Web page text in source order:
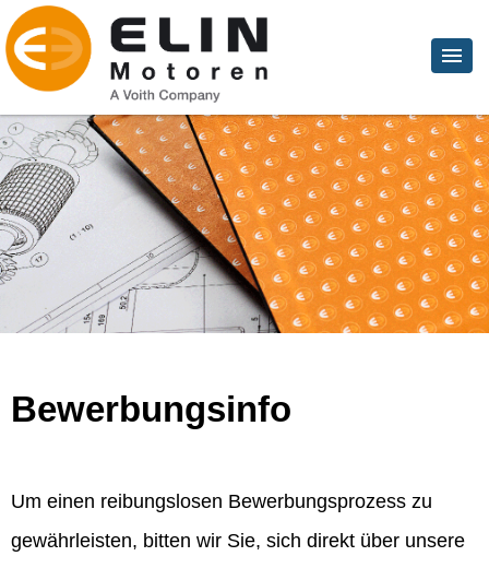
Bewerbungsinfo
Um einen reibungslosen Bewerbungsprozess zu
gewährleisten, bitten wir Sie, sich direkt über unsere